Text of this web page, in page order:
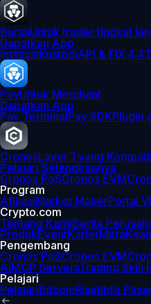
BursaUntuk trader tingkat
Dapatkan App
InstitusiKustodiAPI & FIX 4.4
PayUntuk Merchant
Dapatkan App
Pay TerminalPay SDKPlugin
CronosLayer 1 yang
Pelajari Selengkapnya
Cronos PoSCronos EVM
Program
AfiliasiMarket MakerPortal
Crypto.com
Tentang KamiBerita
ProdukEventKarierMitra
Pengembang
Cronos PoSCronos EVM
AIMCP ServersTrading Skill
Pelajari
PelajariBitcoinRisetInfo